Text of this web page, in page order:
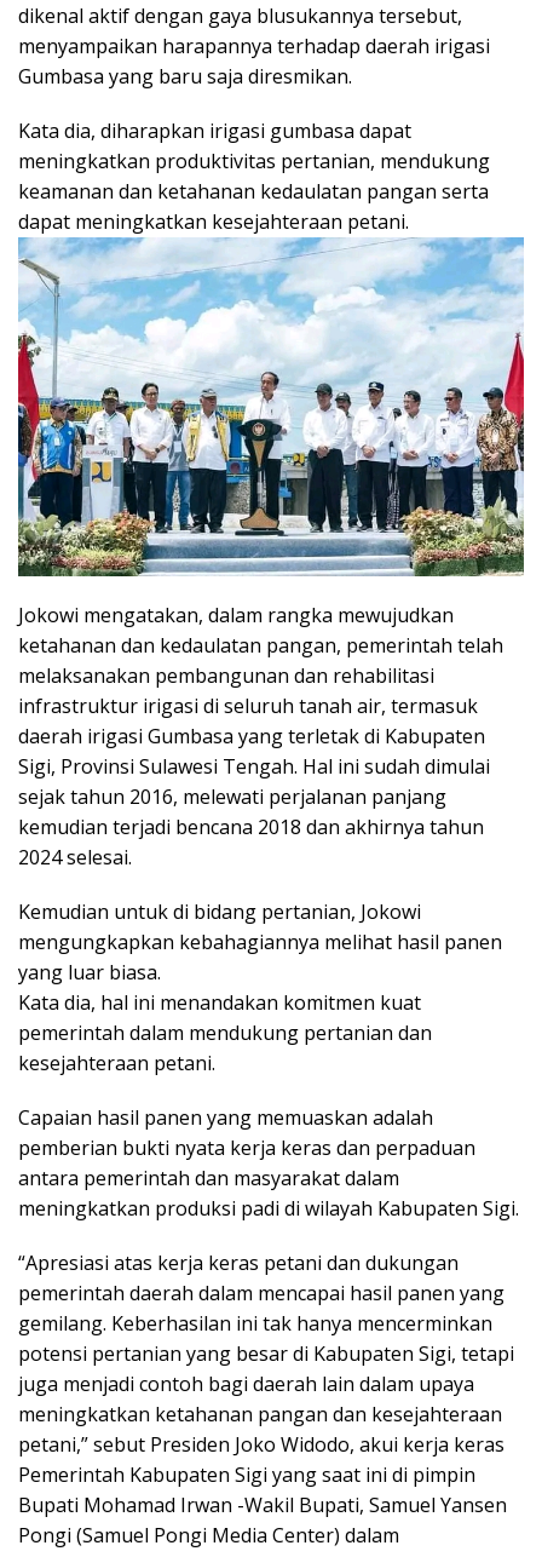
dikenal aktif dengan gaya blusukannya tersebut,
menyampaikan harapannya terhadap daerah irigasi
Gumbasa yang baru saja diresmikan.
Kata dia, diharapkan irigasi gumbasa dapat
meningkatkan produktivitas pertanian, mendukung
keamanan dan ketahanan kedaulatan pangan serta
dapat meningkatkan kesejahteraan petani.
Jokowi mengatakan, dalam rangka mewujudkan
ketahanan dan kedaulatan pangan, pemerintah telah
melaksanakan pembangunan dan rehabilitasi
infrastruktur irigasi di seluruh tanah air, termasuk
daerah irigasi Gumbasa yang terletak di Kabupaten
Sigi, Provinsi Sulawesi Tengah. Hal ini sudah dimulai
sejak tahun 2016, melewati perjalanan panjang
kemudian terjadi bencana 2018 dan akhirnya tahun
2024 selesai.
Kemudian untuk di bidang pertanian, Jokowi
mengungkapkan kebahagiannya melihat hasil panen
yang luar biasa.
Kata dia, hal ini menandakan komitmen kuat
pemerintah dalam mendukung pertanian dan
kesejahteraan petani.
Capaian hasil panen yang memuaskan adalah
pemberian bukti nyata kerja keras dan perpaduan
antara pemerintah dan masyarakat dalam
meningkatkan produksi padi di wilayah Kabupaten Sigi.
“Apresiasi atas kerja keras petani dan dukungan
pemerintah daerah dalam mencapai hasil panen yang
gemilang. Keberhasilan ini tak hanya mencerminkan
potensi pertanian yang besar di Kabupaten Sigi, tetapi
juga menjadi contoh bagi daerah lain dalam upaya
meningkatkan ketahanan pangan dan kesejahteraan
petani,” sebut Presiden Joko Widodo, akui kerja keras
Pemerintah Kabupaten Sigi yang saat ini di pimpin
Bupati Mohamad Irwan -Wakil Bupati, Samuel Yansen
Pongi (Samuel Pongi Media Center) dalam